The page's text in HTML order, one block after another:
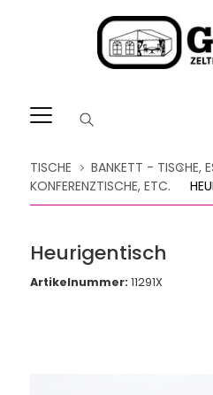
Barrierefreiheitsmenü
TISCHE
BANKETT - TISCHE,
KONFERENZTISCHE, ETC.
Heurigentisch
Artikelnummer: 11291X